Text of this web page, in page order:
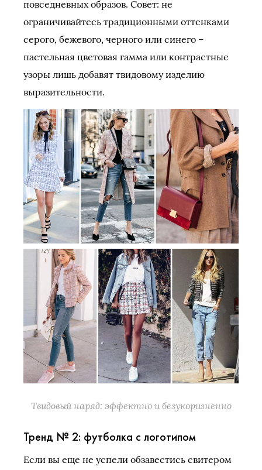
повседневных образов. Совет: не
ограничивайтесь традиционными оттенками
серого, бежевого, черного или синего –
пастельная цветовая гамма или контрастные
узоры лишь добавят твидовому изделию
выразительности.
Твидовый наряд: эффектно и безукоризненно
Тренд № 2: футболка с логотипом
Если вы еще не успели обзавестись свитером